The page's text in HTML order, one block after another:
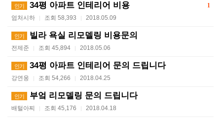
1
인기 34평 아파트 인테리어 비용
엄처시하 | 조회 58,393 | 2018.05.09
인기 빌라 욕실 리모델링 비용문의
전제준 | 조회 45,894 | 2018.05.06
인기 34평 아파트 인테리어 문의 드립니다
강연웅 | 조회 54,266 | 2018.04.25
인기 부엌 리모델링 문의 드립니다
배털아찌 | 조회 45,176 | 2018.04.18